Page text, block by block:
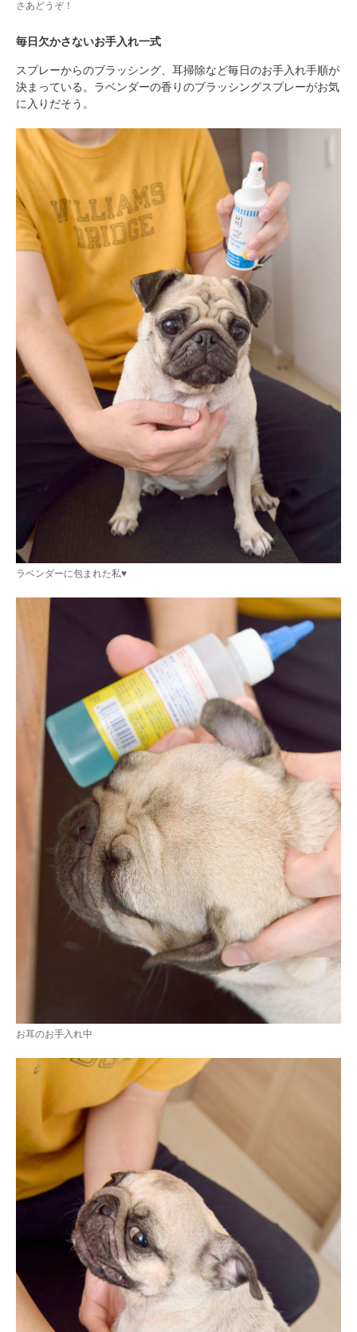
さあどうぞ！
毎日欠かさないお手入れ一式
スプレーからのブラッシング、耳掃除など毎日のお手入れ手順が
決まっている。ラベンダーの香りのブラッシングスプレーがお気
に入りだそう。
ラベンダーに包まれた私♥
お耳のお手入れ中
pecodogs
いぬ部をフォロー
pecocats
ねこ部をフォロー
アプリで開く
アプリをダウンロードする